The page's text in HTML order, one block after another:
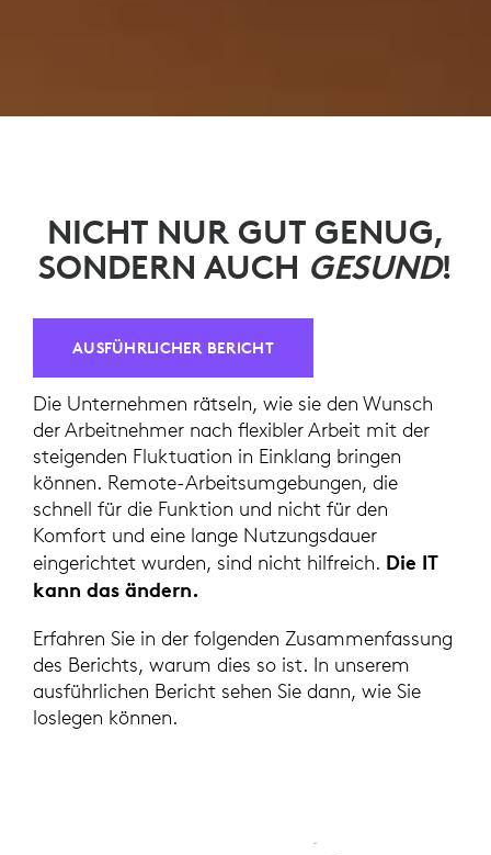
NICHT NUR GUT GENUG,
SONDERN AUCH GESUND!
AUSFÜHRLICHER BERICHT
Die Unternehmen rätseln, wie sie den Wunsch
der Arbeitnehmer nach flexibler Arbeit mit der
steigenden Fluktuation in Einklang bringen
können. Remote-Arbeitsumgebungen, die
schnell für die Funktion und nicht für den
Komfort und eine lange Nutzungsdauer
eingerichtet wurden, sind nicht hilfreich. Die IT
kann das ändern.
Erfahren Sie in der folgenden Zusammenfassung
des Berichts, warum dies so ist. In unserem
ausführlichen Bericht sehen Sie dann, wie Sie
loslegen können.